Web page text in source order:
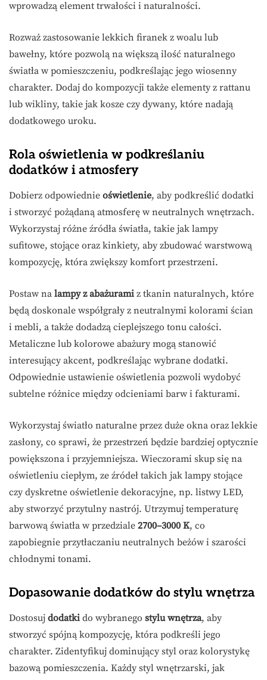
wprowadzą element trwałości i naturalności.
Rozważ zastosowanie lekkich firanek z woalu lub
bawełny, które pozwolą na większą ilość naturalnego
światła w pomieszczeniu, podkreślając jego wiosenny
charakter. Dodaj do kompozycji także elementy z rattanu
lub wikliny, takie jak kosze czy dywany, które nadają
dodatkowego uroku.
Rola oświetlenia w podkreślaniu
dodatków i atmosfery
Dobierz odpowiednie oświetlenie, aby podkreślić dodatki
i stworzyć pożądaną atmosferę w neutralnych wnętrzach.
Wykorzystaj różne źródła światła, takie jak lampy
sufitowe, stojące oraz kinkiety, aby zbudować warstwową
kompozycję, która zwiększy komfort przestrzeni.
Postaw na lampy z abażurami z tkanin naturalnych, które
będą doskonale współgrały z neutralnymi kolorami ścian
i mebli, a także dodadzą cieplejszego tonu całości.
Metaliczne lub kolorowe abażury mogą stanowić
interesujący akcent, podkreślając wybrane dodatki.
Odpowiednie ustawienie oświetlenia pozwoli wydobyć
subtelne różnice między odcieniami barw i fakturami.
Wykorzystaj światło naturalne przez duże okna oraz lekkie
zasłony, co sprawi, że przestrzeń będzie bardziej optycznie
powiększona i przyjemniejsza. Wieczorami skup się na
oświetleniu ciepłym, ze źródeł takich jak lampy stojące
czy dyskretne oświetlenie dekoracyjne, np. listwy LED,
aby stworzyć przytulny nastrój. Utrzymuj temperaturę
barwową światła w przedziale 2700–3000 K, co
zapobiegnie przytłaczaniu neutralnych beżów i szarości
chłodnymi tonami.
Dopasowanie dodatków do stylu wnętrza
Dostosuj dodatki do wybranego stylu wnętrza, aby
stworzyć spójną kompozycję, która podkreśli jego
charakter. Zidentyfikuj dominujący styl oraz kolorystykę
bazową pomieszczenia. Każdy styl wnętrzarski, jak